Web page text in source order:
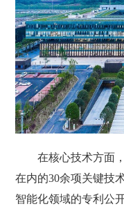
在核心技术方面
在内的30余项关键技
智能化领域的专利公